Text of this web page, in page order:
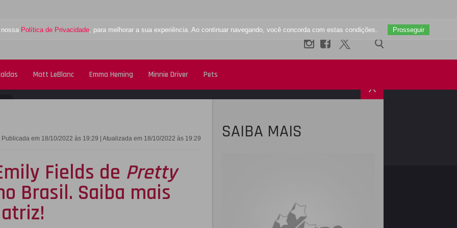
Política de Privacidade, para melhorar a sua experiência. Ao continuar navegando, você concorda com estas condições. Prosseguir
Matt LeBlanc Emma Heming Minnie Driver Pets
X
Publicada em 18/10/2022 às 19:29 | Atualizada em 18/10/2022 às 19:29
Fields de Pretty
Brasil. Saiba mais
SAIBA MAIS
TWITTER INSTAGRAM